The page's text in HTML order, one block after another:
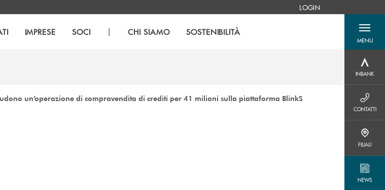
LOGIN
IMPRESE SOCI | CHI SIAMO SOSTENIBILITÀ
MENU
menu
INBANK
CONTATTI
CONTATTI
FILIALI
NEWS
un’operazione di compravendita di crediti per 41 milioni sulla piattaforma BlinkS